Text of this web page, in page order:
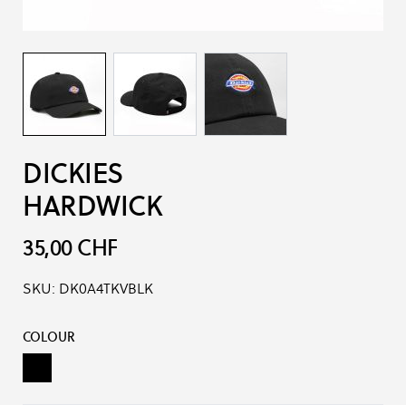
DICKIES
HARDWICK
35,00 CHF
SKU: DK0A4TKVBLK
Options du produit :
COLOUR
Black